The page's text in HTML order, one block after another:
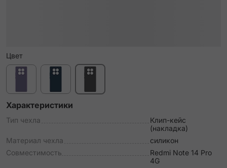
Цвет
Характеристики
Тип чехла
Клип-кейс
(накладка)
Материал чехла
силикон
Совместимость
Redmi Note 14 Pro
4G